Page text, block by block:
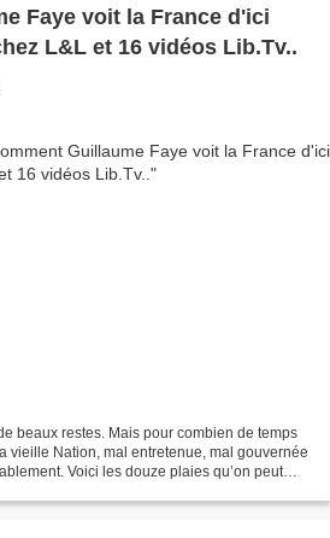
Faye voit la France d'ici
L&L et 16 vidéos Lib.Tv..
beaux restes. Mais pour combien de temps
vieille Nation, mal entretenue, mal gouvernée
Voici les douze plaies qu’on peut